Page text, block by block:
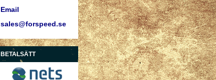
Email
sales@forspeed.se
BETALSÄTT